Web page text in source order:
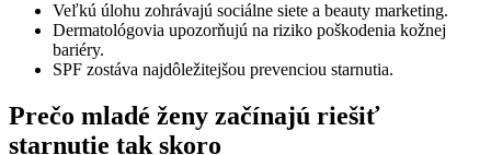
Veľkú úlohu zohrávajú sociálne siete a beauty marketing.
Dermatológovia upozorňujú na riziko poškodenia kožnej
bariéry.
SPF zostáva najdôležitejšou prevenciou starnutia.
Prečo mladé ženy začínajú riešiť
starnutie tak skoro